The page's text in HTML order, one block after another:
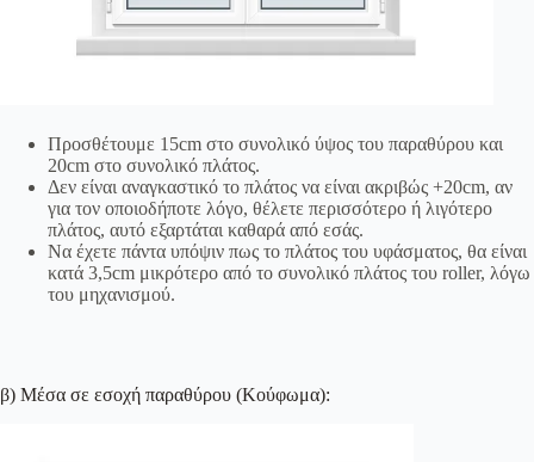
Προσθέτουμε 15cm στο συνολικό ύψος του παραθύρου και
20cm στο συνολικό πλάτος.
Δεν είναι αναγκαστικό το πλάτος να είναι ακριβώς +20cm, αν
για τον οποιοδήποτε λόγο, θέλετε περισσότερο ή λιγότερο
πλάτος, αυτό εξαρτάται καθαρά από εσάς.
Να έχετε πάντα υπόψιν πως το πλάτος του υφάσματος, θα είναι
κατά 3,5cm μικρότερο από το συνολικό πλάτος του roller, λόγω
του μηχανισμού.
β) Μέσα σε εσοχή παραθύρου (Κούφωμα):